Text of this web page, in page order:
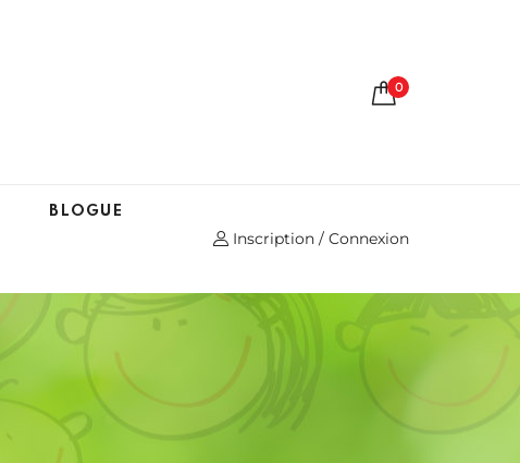
0
BLOGUE
Inscription / Connexion